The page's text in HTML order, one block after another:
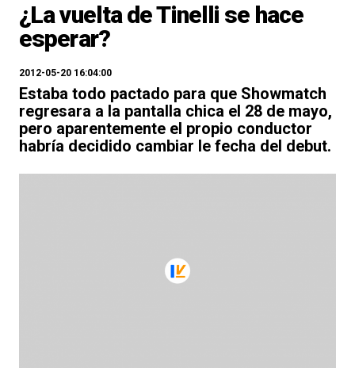
¿La vuelta de Tinelli se hace
esperar?
2012-05-20 16:04:00
Estaba todo pactado para que Showmatch
regresara a la pantalla chica el 28 de mayo,
pero aparentemente el propio conductor
habría decidido cambiar le fecha del debut.